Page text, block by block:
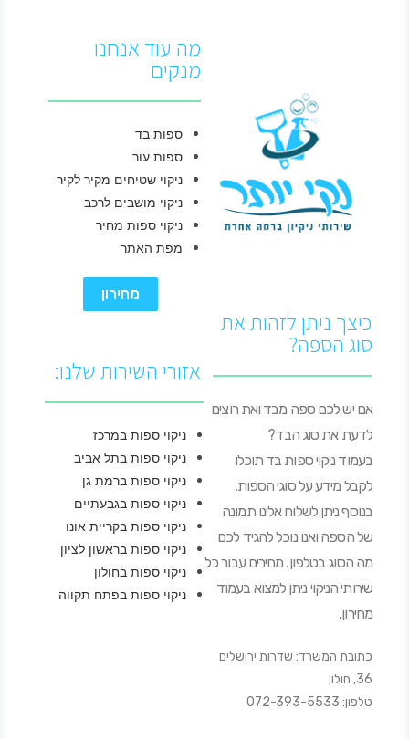
מה עוד אנחנו
מנקים
ספות בד
ספות עור
ניקוי שטיחים מקיר לקיר
ניקוי מושבים לרכב
ניקוי ספות מחיר
מפת האתר
מחירון
כיצך ניתן לזהות את
סוג הספה?
אם יש לכם ספה מבד ואת רוצים
לדעת את סוג הבד?
בעמוד ניקוי ספות בד תוכלו
לקבל מידע על סוגי הספות,
בנוסף ניתן לשלוח אלינו תמונה
של הספה ואנו נוכל להגיד לכם
מה הסוג בטלפון. מחירים עבור כל
שירותי הניקוי ניתן למצוא בעמוד
מחירון.
כתובת המשרד: שדרות ירושלים
36, חולון
טלפון: 072-393-5533
אזורי השירות שלנו:
ניקוי ספות במרכז
ניקוי ספות בתל אביב
ניקוי ספות ברמת גן
ניקוי ספות בגבעתיים
ניקוי ספות בקריית אונו
ניקוי ספות בראשון לציון
ניקוי ספות בחולון
ניקוי ספות בפתח תקווה